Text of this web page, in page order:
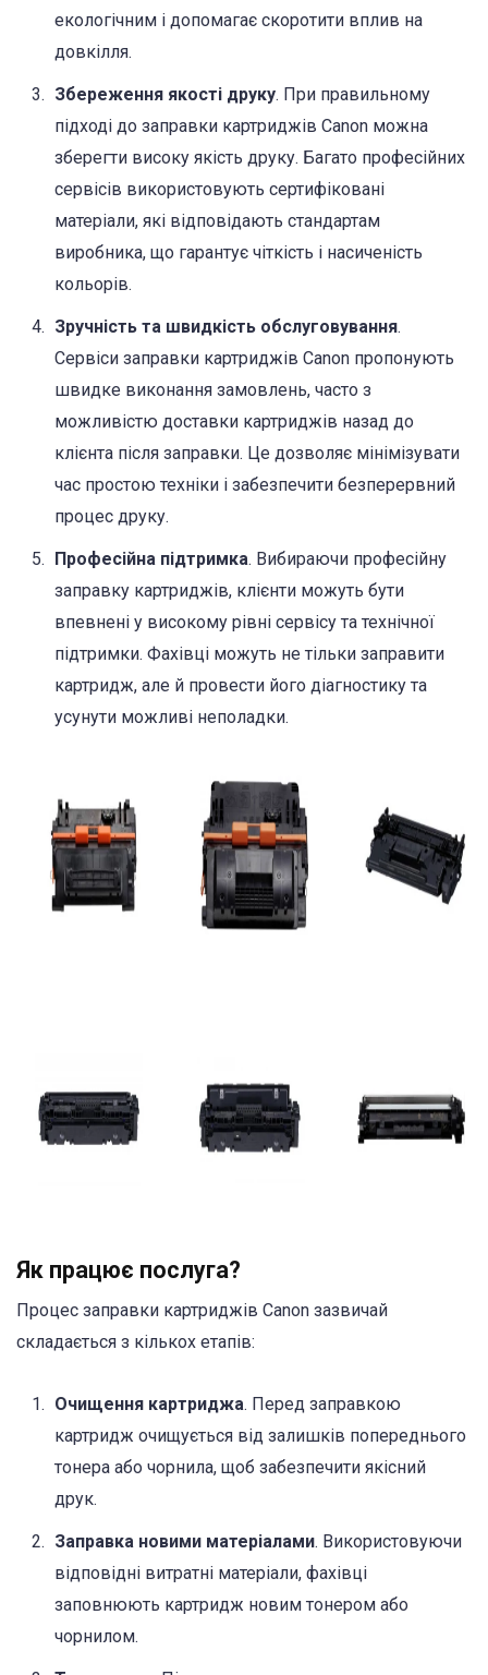
екологічним і допомагає скоротити вплив на
довкілля.
Збереження якості друку. При правильному
підході до заправки картриджів Canon можна
зберегти високу якість друку. Багато професійних
сервісів використовують сертифіковані
матеріали, які відповідають стандартам
виробника, що гарантує чіткість і насиченість
кольорів.
Зручність та швидкість обслуговування.
Сервіси заправки картриджів Canon пропонують
швидке виконання замовлень, часто з
можливістю доставки картриджів назад до
клієнта після заправки. Це дозволяє мінімізувати
час простою техніки і забезпечити безперервний
процес друку.
Професійна підтримка. Вибираючи професійну
заправку картриджів, клієнти можуть бути
впевнені у високому рівні сервісу та технічної
підтримки. Фахівці можуть не тільки заправити
картридж, але й провести його діагностику та
усунути можливі неполадки.
Як працює послуга?
Процес заправки картриджів Canon зазвичай
складається з кількох етапів:
Очищення картриджа. Перед заправкою
картридж очищується від залишків попереднього
тонера або чорнила, щоб забезпечити якісний
друк.
Заправка новими матеріалами. Використовуючи
відповідні витратні матеріали, фахівці
заповнюють картридж новим тонером або
чорнилом.